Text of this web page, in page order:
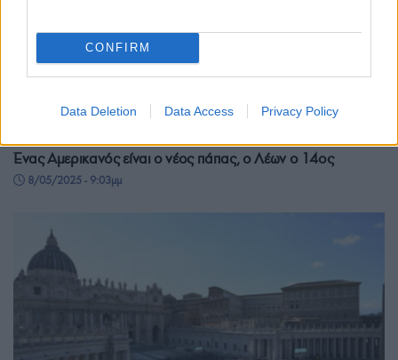
CONFIRM
Data Deletion Data Access Privacy Policy
Ένας Αμερικανός είναι ο νέος πάπας, ο Λέων ο 14ος
8/05/2025 - 9:03μμ